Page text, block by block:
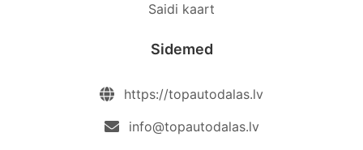
Saidi kaart
Sidemed
https://topautodalas.lv
info@topautodalas.lv